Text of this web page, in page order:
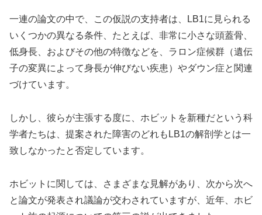
一連の論文の中で、この仮説の支持者は、LB1に見られる
いくつかの異なる条件、たとえば、非常に小さな頭蓋骨、
低身長、およびその他の特徴などを、ラロン症候群（遺伝
子の変異によって身長が伸びない疾患）やダウン症と関連
づけています。
しかし、彼らが主張する度に、ホビットを新種だという科
学者たちは、提案された障害のどれもLB1の解剖学とは一
致しなかったと否定しています。
ホビットに関しては、さまざまな見解があり、次から次へ
と論文が発表され議論が交わされていますが、近年、ホビ